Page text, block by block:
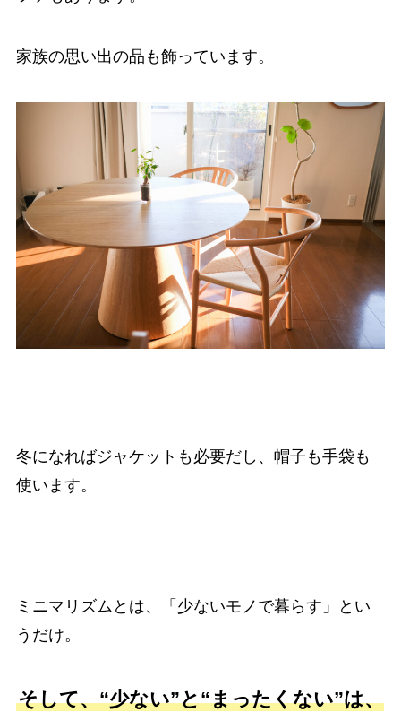
家族の思い出の品も飾っています。
冬になればジャケットも必要だし、帽子も手袋も
使います。
ミニマリズムとは、「少ないモノで暮らす」とい
うだけ。
そして、“少ない”と“まったくない”は、